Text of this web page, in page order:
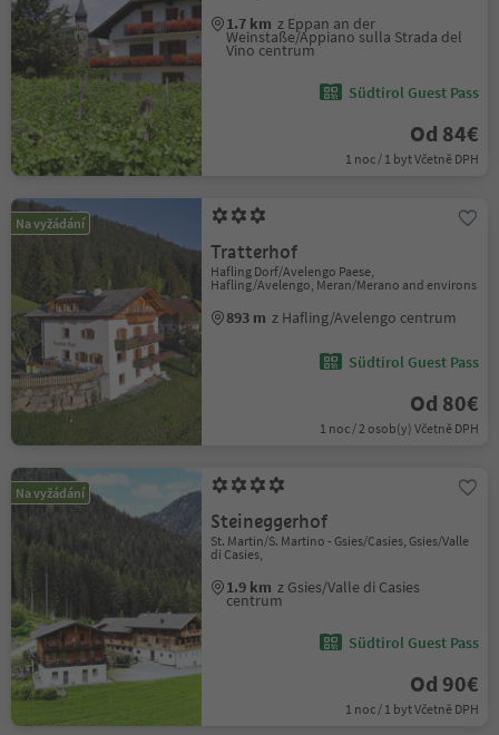
1.7 km z Eppan an der
Weinstaße/Appiano sulla Strada del
Vino centrum
Südtirol Guest Pass
Od 84€
1 noc / 1 byt Včetně DPH
Na vyžádání
Tratterhof
Hafling Dorf/Avelengo Paese,
Hafling/Avelengo, Meran/Merano and environs
893 m z Hafling/Avelengo centrum
Südtirol Guest Pass
Od 80€
1 noc / 2 osob(y) Včetně DPH
Na vyžádání
Steineggerhof
St. Martin/S. Martino - Gsies/Casies, Gsies/Valle
di Casies,
1.9 km z Gsies/Valle di Casies
centrum
Südtirol Guest Pass
Od 90€
1 noc / 1 byt Včetně DPH